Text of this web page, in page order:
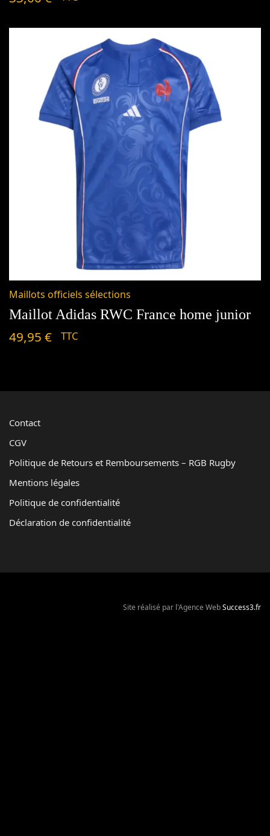
Maillots officiels sélections
Maillot Adidas RWC France home junior
49,95 € TTC
Contact
CGV
Politique de Retours et Remboursements – RGB Rugby
Mentions légales
Politique de confidentialité
Déclaration de confidentialité
Site réalisé par l'Agence WebSuccess3.fr